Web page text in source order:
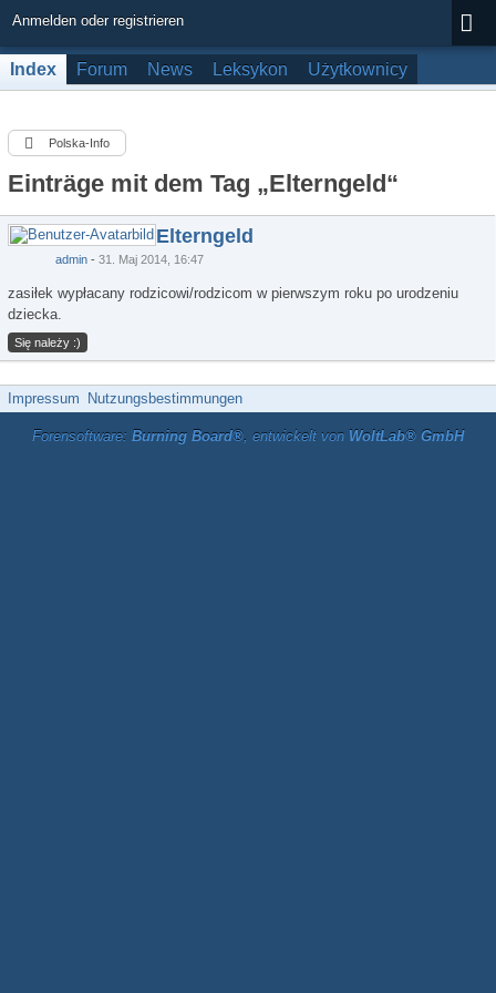
Anmelden oder registrieren
Index Forum News Leksykon Użytkownicy
Polska-Info
Einträge mit dem Tag „Elterngeld“
Elterngeld
admin 31. Maj 2014, 16:47
zasiłek wypłacany rodzicowi/rodzicom w pierwszym roku po urodzeniu
dziecka.
Się należy :)
Impressum Nutzungsbestimmungen
Forensoftware: Burning Board®, entwickelt von WoltLab® GmbH